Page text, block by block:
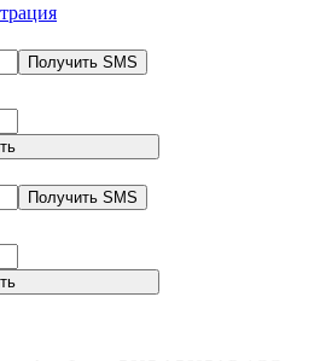
Получить SMS
Получить SMS